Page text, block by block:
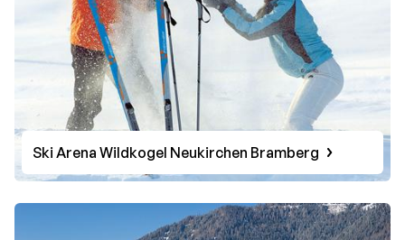
Ski Arena Wildkogel Neukirchen Bramberg